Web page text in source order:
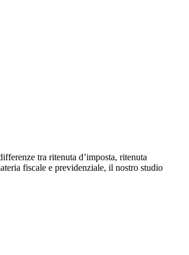
tra ritenuta d’imposta, ritenuta
fiscale e previdenziale, il nostro studio